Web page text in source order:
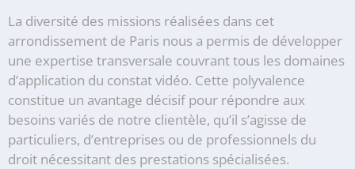
La diversité des missions réalisées dans cet
arrondissement de Paris nous a permis de développer
une expertise transversale couvrant tous les domaines
d’application du constat vidéo. Cette polyvalence
constitue un avantage décisif pour répondre aux
besoins variés de notre clientèle, qu’il s’agisse de
particuliers, d’entreprises ou de professionnels du
droit nécessitant des prestations spécialisées.